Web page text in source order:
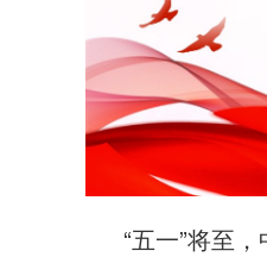
“五一”将至